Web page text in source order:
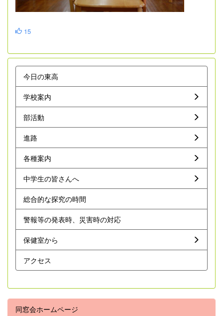
15
今日の東高
学校案内
部活動
進路
各種案内
中学生の皆さんへ
総合的な探究の時間
警報等の発表時、災害時の対応
保健室から
アクセス
同窓会ホームページ